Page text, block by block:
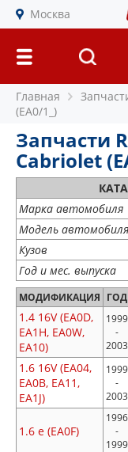
Москва
Главная
(EA0/1_)
Запчасти
Cabriolet
Марка автомобиля
Модель автомобиля
Кузов
Год и мес. выпуска
МОДИФИКАЦИЯ ГОД
1.4 16V (EA0D,
EA1H, EA0W,
EA10)
1999
-
2003
1.6 16V (EA04,
EA0B, EA11,
EA1J)
1999
-
2003
1.6 e (EA0F)
1996
-
1999